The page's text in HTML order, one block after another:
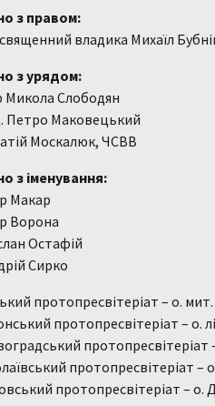
з правом:
владика Михаїл
з урядом:
Микола Слободян
Петро Маковецький
Москалюк, ЧСВВ
з іменування:
Макар
Ворона
Остафій
Сирко
протопресвітеріат – о.
протопресвітеріат – о.
протопресвітеріат
протопресвітеріат –
протопресвітеріат –